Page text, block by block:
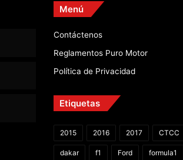
Menú
Contáctenos
Reglamentos Puro Motor
Política de Privacidad
Etiquetas
2015 2016 2017 CTCC
dakar f1 Ford formula1